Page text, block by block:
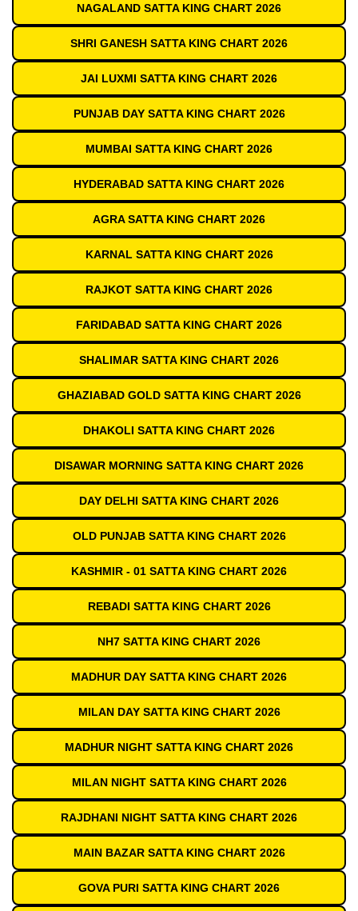
NAGALAND SATTA KING CHART 2026
SHRI GANESH SATTA KING CHART 2026
JAI LUXMI SATTA KING CHART 2026
PUNJAB DAY SATTA KING CHART 2026
MUMBAI SATTA KING CHART 2026
HYDERABAD SATTA KING CHART 2026
AGRA SATTA KING CHART 2026
KARNAL SATTA KING CHART 2026
RAJKOT SATTA KING CHART 2026
FARIDABAD SATTA KING CHART 2026
SHALIMAR SATTA KING CHART 2026
GHAZIABAD GOLD SATTA KING CHART 2026
DHAKOLI SATTA KING CHART 2026
DISAWAR MORNING SATTA KING CHART 2026
DAY DELHI SATTA KING CHART 2026
OLD PUNJAB SATTA KING CHART 2026
KASHMIR - 01 SATTA KING CHART 2026
REBADI SATTA KING CHART 2026
NH7 SATTA KING CHART 2026
MADHUR DAY SATTA KING CHART 2026
MILAN DAY SATTA KING CHART 2026
MADHUR NIGHT SATTA KING CHART 2026
MILAN NIGHT SATTA KING CHART 2026
RAJDHANI NIGHT SATTA KING CHART 2026
MAIN BAZAR SATTA KING CHART 2026
GOVA PURI SATTA KING CHART 2026